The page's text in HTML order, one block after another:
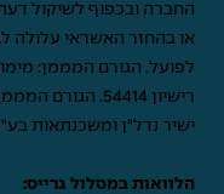
החברה ובכפוף לשיקול
או בהחזר האשראי עלולה
רישיון 54414.
ישיר נדל"ן ומשכנתאות בע"מ,
הלוואות במסלול גרייס: